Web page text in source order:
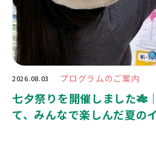
2026.08.03 プログラムのご案内
七夕祭りを開催しました🎋
て、みんなで楽しんだ夏の